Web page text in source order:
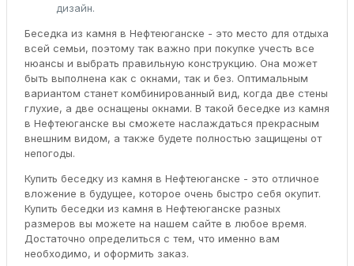
дизайн.
Беседка из камня в Нефтеюганске - это место для отдыха
всей семьи, поэтому так важно при покупке учесть все
нюансы и выбрать правильную конструкцию. Она может
быть выполнена как с окнами, так и без. Оптимальным
вариантом станет комбинированный вид, когда две стены
глухие, а две оснащены окнами. В такой беседке из камня
в Нефтеюганске вы сможете наслаждаться прекрасным
внешним видом, а также будете полностью защищены от
непогоды.
Купить беседку из камня в Нефтеюганске - это отличное
вложение в будущее, которое очень быстро себя окупит.
Купить беседки из камня в Нефтеюганске разных
размеров вы можете на нашем сайте в любое время.
Достаточно определиться с тем, что именно вам
необходимо, и оформить заказ.